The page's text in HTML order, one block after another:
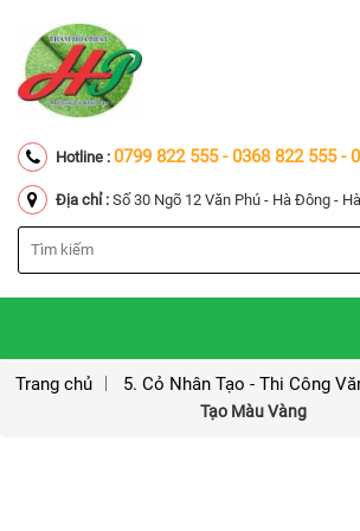
Hotline : 0799 822 555 - 0368 822 555 -
Địa chỉ : Số 30 Ngõ 12 Văn Phú - Hà Đông -
Trang chủ 5. Cỏ Nhân Tạo - Thi Công
Tạo Màu Vàng